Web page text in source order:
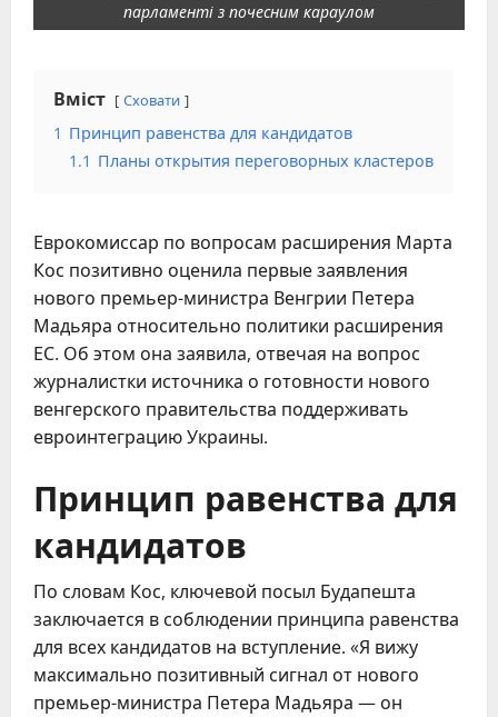
парламенті з почесним караулом
Вміст Сховати
1 Принцип равенства для кандидатов
1.1 Планы открытия переговорных кластеров
Еврокомиссар по вопросам расширения Марта
Кос позитивно оценила первые заявления
нового премьер-министра Венгрии Петера
Мадьяра относительно политики расширения
ЕС. Об этом она заявила, отвечая на вопрос
журналистки источника о готовности нового
венгерского правительства поддерживать
евроинтеграцию Украины.
Принцип равенства для
кандидатов
По словам Кос, ключевой посыл Будапешта
заключается в соблюдении принципа равенства
для всех кандидатов на вступление. «Я вижу
максимально позитивный сигнал от нового
премьер-министра Петера Мадьяра — он